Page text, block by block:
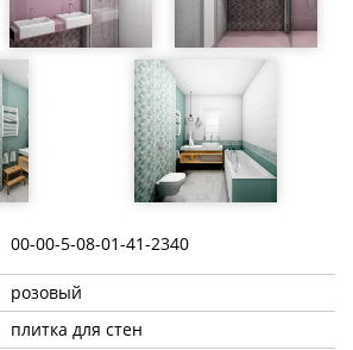
00-00-5-08-01-41-2340
розовый
плитка для стен